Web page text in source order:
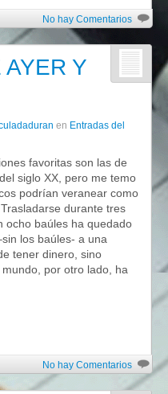
No hay Comentarios
Y
en Entradas del
favoritas son las de
siglo XX, pero me temo
podrían veranear como
durante tres
ocho baúles ha quedado
los baúles- a una
tener dinero, sino
por otro lado, ha
No hay Comentarios